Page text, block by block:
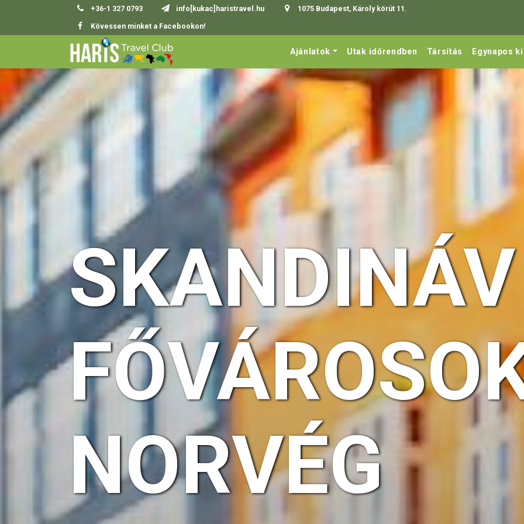
+36-1 327 0793 info[kukac]haristravel.hu
1075 Budapest, Károly körút 11.
Kövessen minket a Facebookon!
Ajánlatok Utak időrendben Társítás Egynapos
SKANDINÁV
NORVÉG